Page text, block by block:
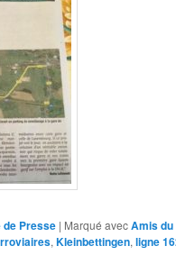
de Presse | Marqué avecAmis du
, Kleinbettingen, ligne